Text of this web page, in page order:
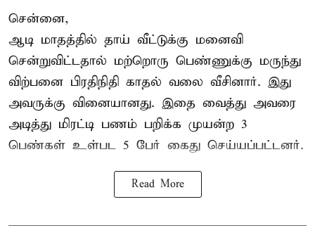
சென்னை,
ஆடி மாதத்தில் தாய் வீட்டுக்கு மனைவி
சென்றுவிட்டதால் மற்றொரு பெண்ணுக்கு மருந்து
விற்பனை பிரதிநிதி காதல் வலை வீசினார். இது
அவருக்கு வினையானது. இதை வைத்து அவரை
அடித்து மிரட்டி பணம் பறிக்க முயன்ற 3
பெண்கள் உள்பட 5 பேர் கைது செய்யப்பட்டனர்.
Read More